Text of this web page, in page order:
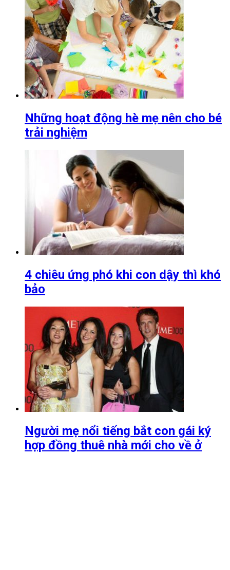
Những hoạt động hè mẹ nên cho bé
trải nghiệm
4 chiêu ứng phó khi con dậy thì khó
bảo
Người mẹ nổi tiếng bắt con gái ký
hợp đồng thuê nhà mới cho về ở